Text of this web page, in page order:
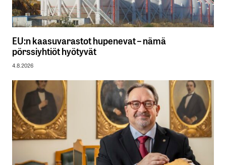
EU:n kaasuvarastot hupenevat – nämä
pörssiyhtiöt hyötyvät
4.8.2026